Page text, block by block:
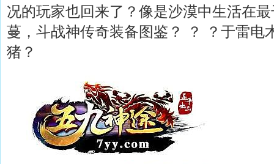
况的玩家也回来了？像是沙漠中生活在
蔓，斗战神传奇装备图鉴？ ？ ？于雷电
猪？